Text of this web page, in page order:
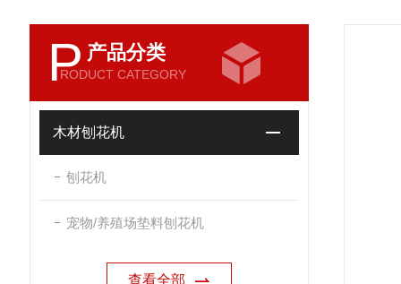
P 产品分类
RODUCT CATEGORY
木材刨花机
刨花机
宠物/养殖场垫料刨花机
查看全部